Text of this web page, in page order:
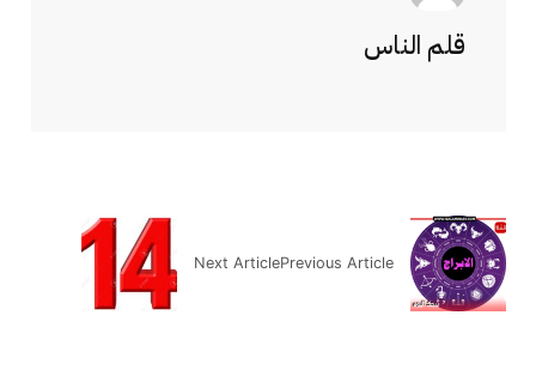
قلم الناس
Previous Article
Next Article